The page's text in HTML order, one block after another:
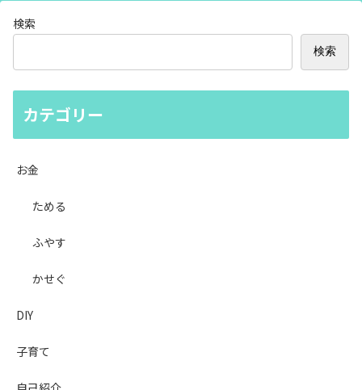
検索
検索
カテゴリー
お金
ためる
ふやす
かせぐ
DIY
子育て